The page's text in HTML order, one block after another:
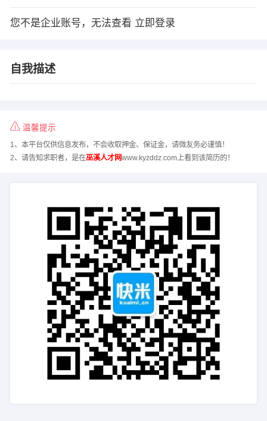
您不是企业账号，无法查看 立即登录
自我描述
温馨提示
1、本平台仅供信息发布，不会收取押金、保证金，请微友务必谨慎！
2、请告知求职者，是在巫溪人才网www.kyzddz.com上看到该简历的！